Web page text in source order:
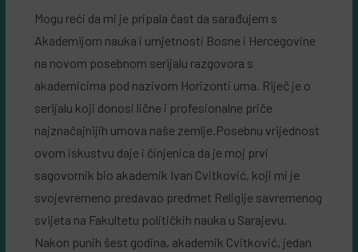
Mogu reći da mi je pripala čast da sarađujem s
Akademijom nauka i umjetnosti Bosne i Hercegovine
na novom posebnom serijalu razgovora s
akademicima pod nazivom Horizonti uma. Riječ je o
serijalu koji donosi lične i profesionalne priče
najznačajnijih umova naše zemlje.Posebnu vrijednost
ovom iskustvu daje i činjenica da je moj prvi
sagovornik bio akademik Ivan Cvitković, koji mi je
svojevremeno predavao predmet Religije savremenog
svijeta na Fakultetu političkih nauka u Sarajevu.
Nakon punih šest godina, akademik Cvitković, jedan